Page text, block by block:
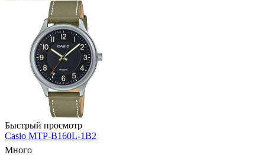
Быстрый просмотр
Casio MTP-B160L-1B2
Много